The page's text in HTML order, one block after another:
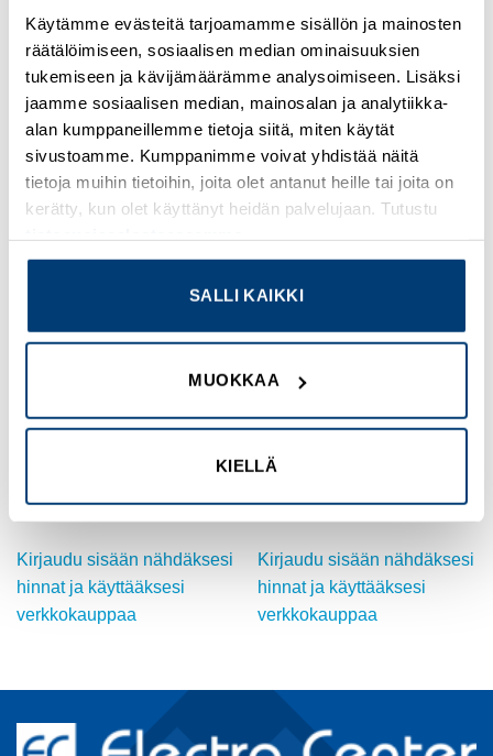
Käytämme evästeitä tarjoamamme sisällön ja mainosten
räätälöimiseen, sosiaalisen median ominaisuuksien
tukemiseen ja kävijämäärämme analysoimiseen. Lisäksi
jaamme sosiaalisen median, mainosalan ja analytiikka-
alan kumppaneillemme tietoja siitä, miten käytät
sivustoamme. Kumppanimme voivat yhdistää näitä
tietoja muihin tietoihin, joita olet antanut heille tai joita on
kerätty, kun olet käyttänyt heidän palvelujaan. Tutustu
SALLI KAIKKI
MUOKKAA
KIELLÄ
Osastot: Muut Uudet tuotteet
TUTUSTU MYÖS
Kirjaudu sisään nähdäksesi
hinnat ja käyttääksesi
verkkokauppaa
TRS 24VDC 1CO
Kirjaudu sisään nähdäksesi
hinnat ja käyttääksesi
verkkokauppaa